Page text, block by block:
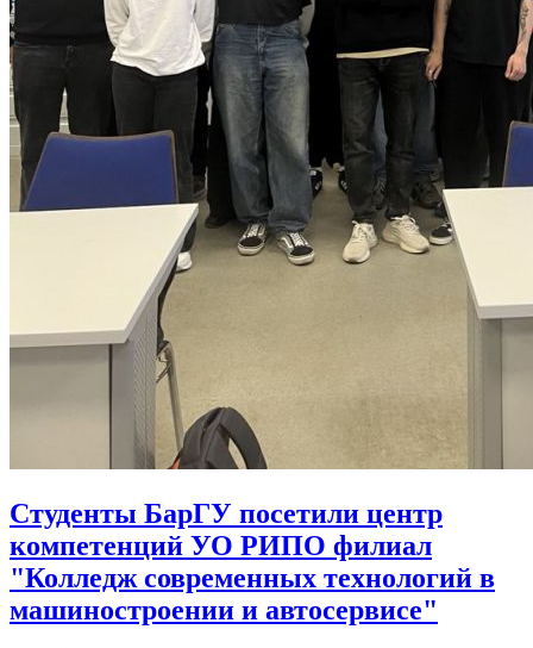
Студенты БарГУ посетили центр
компетенций УО РИПО филиал
"Колледж современных технологий в
машиностроении и автосервисе"